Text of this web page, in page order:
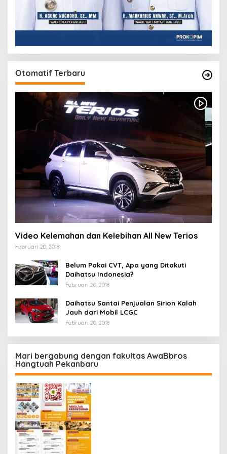
Otomatif Terbaru
Video Kelemahan dan Kelebihan All New Terios
Februari 20, 2018
Belum Pakai CVT, Apa yang Ditakuti
Daihatsu Indonesia?
Februari 20, 2018
Daihatsu Santai Penjualan Sirion Kalah
Jauh dari Mobil LCGC
Februari 20, 2018
Mari bergabung dengan fakultas AwaBbros
Hangtuah Pekanbaru